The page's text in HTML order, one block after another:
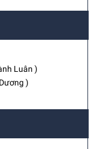
Luân )
)